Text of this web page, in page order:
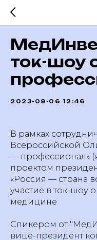
ток-шоу
2023-09-06 12:46
В рамках
Всероссийской
— профессионал»
проектом
«Россия — страна
участие в ток-шоу
медицине
Спикером от
вице-президент